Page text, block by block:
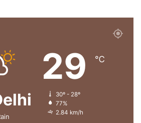
29 ℃
30º - 28º
77%
2.84 km/h